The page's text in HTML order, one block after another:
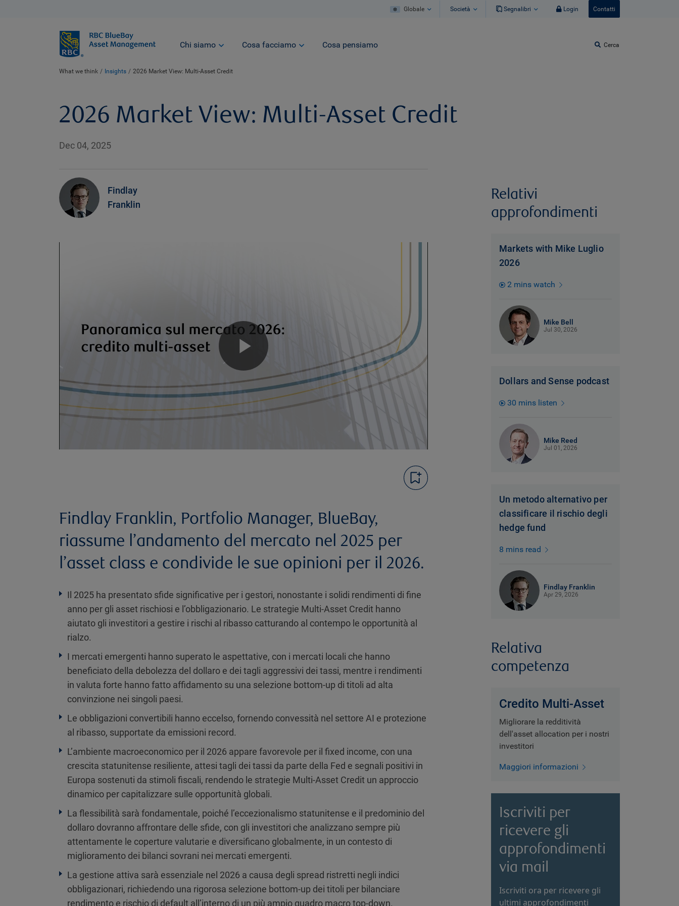
Globale Società Segnalibri Login Contatti
BlueBay
Chi siamo Cosa facciamo Cosa pensiamo Cerca
What we think Insights 2026 Market View: Multi-Asset Credit
2026 Market View: Multi-Asset Credit
Dec 04, 2025
Findlay
Franklin
Play
Video
Findlay Franklin, Portfolio Manager, BlueBay,
riassume l’andamento del mercato nel 2025 per
l’asset class e condivide le sue opinioni per il 2026.
Il 2025 ha presentato sfide significative per i gestori, nonostante i solidi rendimenti di fine
anno per gli asset rischiosi e l’obbligazionario. Le strategie Multi-Asset Credit hanno
aiutato gli investitori a gestire i rischi al ribasso catturando al contempo le opportunità al
rialzo.
I mercati emergenti hanno superato le aspettative, con i mercati locali che hanno
beneficiato della debolezza del dollaro e dei tagli aggressivi dei tassi, mentre i rendimenti
in valuta forte hanno fatto affidamento su una selezione bottom-up di titoli ad alta
convinzione nei singoli paesi.
Le obbligazioni convertibili hanno eccelso, fornendo convessità nel settore AI e protezione
al ribasso, supportate da emissioni record.
L’ambiente macroeconomico per il 2026 appare favorevole per il fixed income, con una
crescita statunitense resiliente, attesi tagli dei tassi da parte della Fed e segnali positivi in
Europa sostenuti da stimoli fiscali, rendendo le strategie Multi-Asset Credit un approccio
dinamico per capitalizzare sulle opportunità globali.
La flessibilità sarà fondamentale, poiché l’eccezionalismo statunitense e il predominio del
dollaro dovranno affrontare delle sfide, con gli investitori che analizzano sempre più
attentamente le coperture valutarie e diversificano globalmente, in un contesto di
miglioramento dei bilanci sovrani nei mercati emergenti.
La gestione attiva sarà essenziale nel 2026 a causa degli spread ristretti negli indici
obbligazionari, richiedendo una rigorosa selezione bottom-up dei titoli per bilanciare
rendimento e rischio di default all’interno di un più ampio quadro macro top-down.
Relativi
approfondimenti
Markets with Mike Luglio
2026
2 mins watch
Mike Bell
Jul 30, 2026
Dollars and Sense podcast
30 mins listen
Mike Reed
Jul 01, 2026
Un metodo alternativo per
classificare il rischio degli
hedge fund
8 mins read
Findlay Franklin
Apr 29, 2026
Relativa
competenza
Credito Multi-Asset
Migliorare la redditività
dell'asset allocation per i nostri
investitori
Maggiori informazioni
Iscriviti per
ricevere gli
approfondimenti
via mail
Iscriviti ora per ricevere gli
ultimi approfondimenti